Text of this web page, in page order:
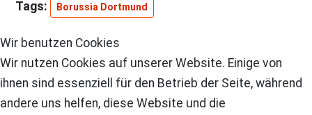
Borussia Dortmund
Wir benutzen Cookies
Wir nutzen Cookies auf unserer Website. Einige von
ihnen sind essenziell für den Betrieb der Seite, während
andere uns helfen, diese Website und die